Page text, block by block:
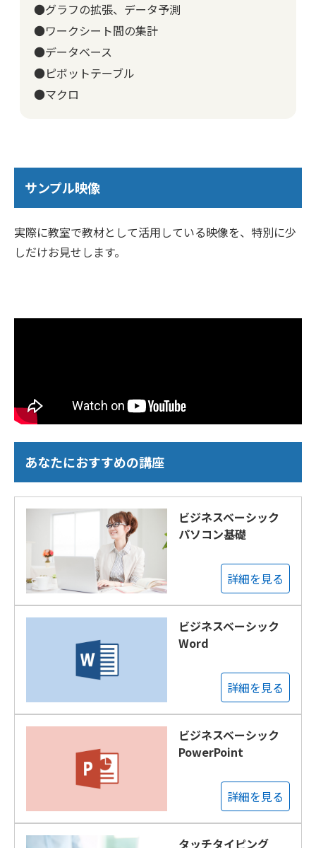
●グラフの拡張、データ予測
●ワークシート間の集計
●データベース
●ピボットテーブル
●マクロ
サンプル映像
実際に教室で教材として活用している映像を、特別に少
しだけお見せします。
あなたにおすすめの講座
ビジネスベーシック
パソコン基礎
詳細を見る
ビジネスベーシック
Word
詳細を見る
ビジネスベーシック
PowerPoint
詳細を見る
タッチタイピング